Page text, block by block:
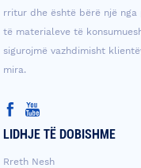
rritur dhe është bërë një
të materialeve të
sigurojmë vazhdimisht
mira.
LIDHJE TË DOBISHME
Rreth Nesh